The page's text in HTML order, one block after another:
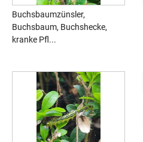
Buchsbaumzünsler,
Buchsbaum, Buchshecke,
kranke Pfl...